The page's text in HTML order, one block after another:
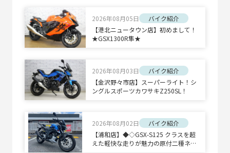
2026年08月05日
バイク紹介
【港北ニュータウン店】初めまして！
★GSX1300R隼★
2026年08月03日
バイク紹介
【金沢野々市店】スーパーライト！シ
ングルスポーツカワサキZ250SL！
2026年08月02日
バイク紹介
【浦和店】◆◇GSX-S125 クラスを超
えた軽快な走りが魅力の原付二種ネイ